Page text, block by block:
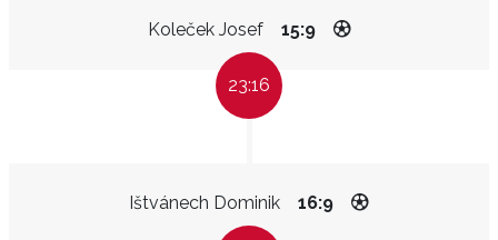
Koleček Josef 15:9
23:16
Ištvánech Dominik 16:9